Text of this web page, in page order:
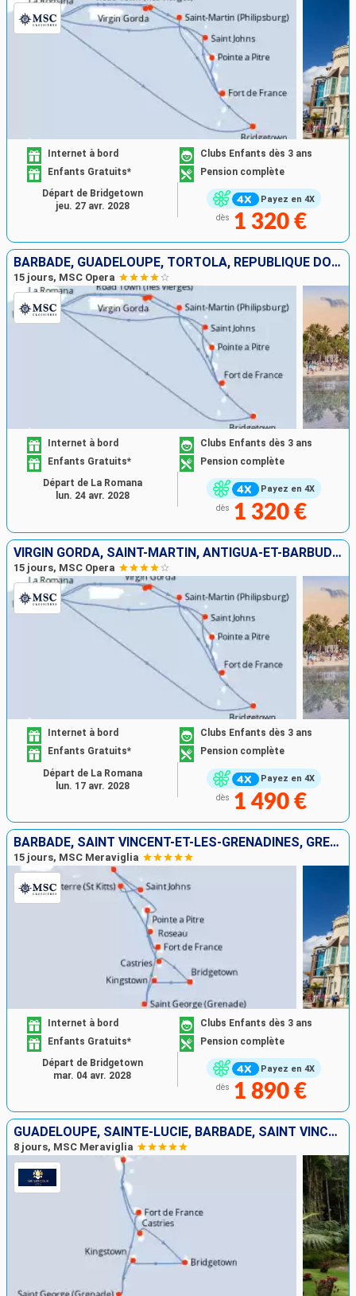
Payez en 4X
Internet à bord
Clubs Enfants dès 3 ans
Enfants Gratuits*
Pension complète
dès 1 320 €
Départ de Bridgetown
jeu. 27 avr. 2028
BARBADE, GUADELOUPE, TORTOLA, RÉPUBLIQUE DOMINICAINE, VIRGIN GORDA, SAINT-MARTIN, MARTINIQUE, ANTIGUA-ET-BARBUDA
15 jours, MSC Opera
Payez en 4X
Internet à bord
Clubs Enfants dès 3 ans
Enfants Gratuits*
Pension complète
dès 1 320 €
Départ de La Romana
lun. 24 avr. 2028
VIRGIN GORDA, SAINT-MARTIN, ANTIGUA-ET-BARBUDA, BARBADE, MARTINIQUE, GUADELOUPE, TORTOLA, RÉPUBLIQUE DOMINICAINE
15 jours, MSC Opera
Payez en 4X
Internet à bord
Clubs Enfants dès 3 ans
Enfants Gratuits*
Pension complète
dès 1 490 €
Départ de La Romana
lun. 17 avr. 2028
BARBADE, SAINT VINCENT-ET-LES-GRENADINES, GRENADE, GUADELOUPE, SAINT-MARTIN, ANTIGUA-ET-BARBUDA, SAINT-CHRISTOPHE-ET-NIÉVÈS, DOMINIQUE, MARTINIQUE, SAINTE-LUCIE
15 jours, MSC Meraviglia
Payez en 4X
Internet à bord
Clubs Enfants dès 3 ans
Enfants Gratuits*
Pension complète
dès 1 890 €
Départ de Bridgetown
mar. 04 avr. 2028
GUADELOUPE, SAINTE-LUCIE, BARBADE, SAINT VINCENT-ET-LES-GRENADINES, GRENADE, MARTINIQUE
8 jours, MSC Meraviglia